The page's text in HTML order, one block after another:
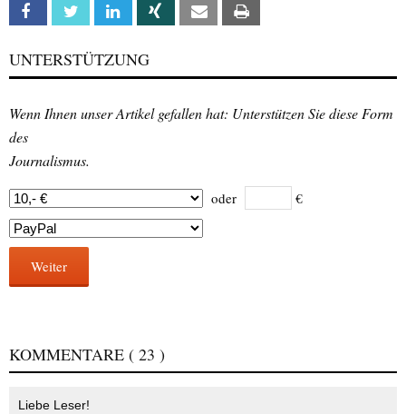
Facebook Twitter Linkedin Xing Email
UNTERSTÜTZUNG
Wenn Ihnen unser Artikel gefallen hat: Unterstützen Sie diese Form
des
Journalismus.
oder €
Weiter
KOMMENTARE ( 23 )
Liebe Leser!